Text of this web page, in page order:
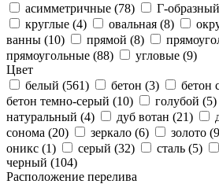
асимметричные (78) Г-
круглые (4) овальная (8)
ванны (10) прямой (8)
прямоугольные (88) угловые (9)
Цвет
белый (561) бетон (3) бетон
бетон темно-серый (10) голубой (5)
натуральный (4) дуб вотан (21)
сонома (20) зеркало (6) золото (9
оникс (1) серый (32) сталь (5)
черный (104)
Расположение перелива